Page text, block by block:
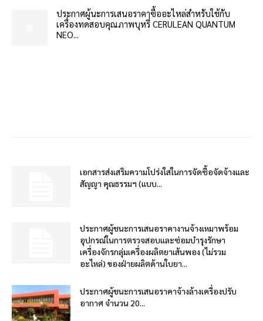
ประกาศผู้นะการเสนอราคาซื้ออะไหล่สำหรับใช้กับ
เครื่องทดสอบคุณภาพบุหรี่ CERULEAN QUANTUM
NEO...
เอกสารส่งเสริมความโปร่งใสในการจัดซื้อจัดจ้างและ
สัญญา คุณธรรมฯ (แบบ...
ประกาศผู้ชนะการเสนอราคางานจ้างเหมาพร้อม
อุปกรณ์ในการตรวจสอบและซ่อมบำรุงรักษา
เครื่องจักรกลุ่มเครื่องผลิตยาเส้นพอง (ไม่รวม
อะไหล่) ของฝ่ายผลิตด้านใบยา...
ประกาศผู้ชนะการเสนอราคาจ้างล้างเครื่องปรับ
อากาศ จำนวน 20...